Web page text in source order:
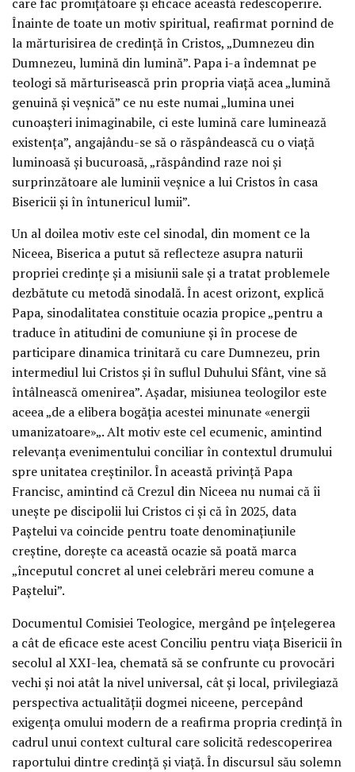
Înainte de toate un motiv spiritual, reafirmat pornind de
la mărturisirea de credință în Cristos, „Dumnezeu din
Dumnezeu, lumină din lumină”. Papa i-a îndemnat pe
teologi să mărturisească prin propria viață acea „lumină
genuină și veșnică” ce nu este numai „lumina unei
cunoașteri inimaginabile, ci este lumină care luminează
existența”, angajându-se să o răspândească cu o viață
luminoasă și bucuroasă, „răspândind raze noi și
surprinzătoare ale luminii veșnice a lui Cristos în casa
Bisericii și în întunericul lumii”.
Un al doilea motiv este cel sinodal, din moment ce la
Niceea, Biserica a putut să reflecteze asupra naturii
propriei credințe și a misiunii sale și a tratat problemele
dezbătute cu metodă sinodală. În acest orizont, explică
Papa, sinodalitatea constituie ocazia propice „pentru a
traduce în atitudini de comuniune și în procese de
participare dinamica trinitară cu care Dumnezeu, prin
intermediul lui Cristos și în suflul Duhului Sfânt, vine să
întâlnească omenirea”. Așadar, misiunea teologilor este
aceea „de a elibera bogăția acestei minunate «energii
umanizatoare»„. Alt motiv este cel ecumenic, amintind
relevanța evenimentului conciliar în contextul drumului
spre unitatea creștinilor. În această privință Papa
Francisc, amintind că Crezul din Niceea nu numai că îi
unește pe discipolii lui Cristos ci și că în 2025, data
Paștelui va coincide pentru toate denominațiunile
creștine, dorește ca această ocazie să poată marca
„începutul concret al unei celebrări mereu comune a
Paștelui”.
Documentul Comisiei Teologice, mergând pe înțelegerea
a cât de eficace este acest Conciliu pentru viața Bisericii în
secolul al XXI-lea, chemată să se confrunte cu provocări
vechi și noi atât la nivel universal, cât și local, privilegiază
perspectiva actualității dogmei niceene, percepând
exigența omului modern de a reafirma propria credință în
cadrul unui context cultural care solicită redescoperirea
raportului dintre credință și viață. În discursul său solemn